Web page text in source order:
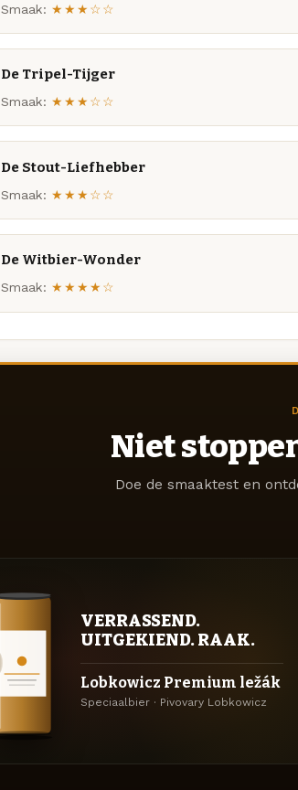
Smaak: ★★★☆☆
De Tripel-Tijger
Smaak: ★★★☆☆
De Stout-Liefhebber
Smaak: ★★★☆☆
De Witbier-Wonder
Smaak: ★★★★☆
Niet
Doe de smaaktest en
VERRASSEND.
UITGEKIEND. RAAK.
Lobkowicz Premium ležák
Speciaalbier · Pivovary Lobkowicz